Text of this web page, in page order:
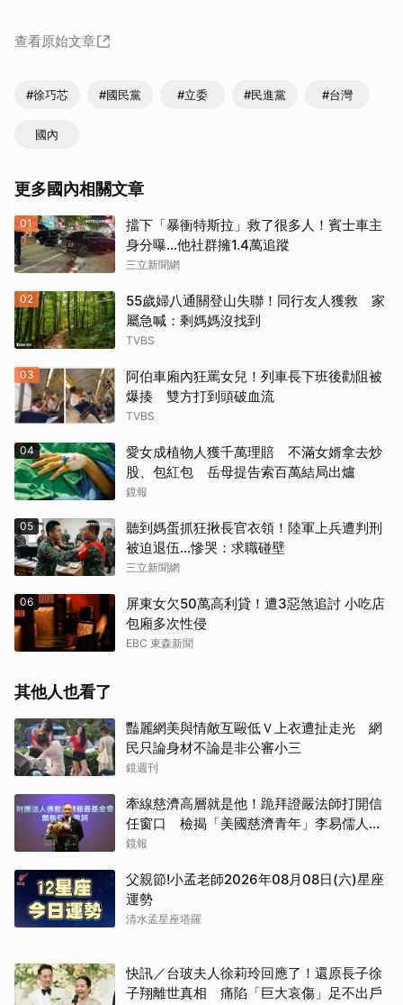
查看原始文章
#徐巧芯 #國民黨 #立委 #民進黨 #台灣
國內
更多國內相關文章
01
擋下「暴衝特斯拉」救了很多人！賓士車主
身分曝…他社群擁1.4萬追蹤
三立新聞網
02
55歲婦八通關登山失聯！同行友人獲救 家
屬急喊：剩媽媽沒找到
TVBS
03
阿伯車廂內狂罵女兒！列車長下班後勸阻被
爆揍 雙方打到頭破血流
TVBS
04
愛女成植物人獲千萬理賠 不滿女婿拿去炒
股、包紅包 岳母提告索百萬結局出爐
鏡報
05
聽到媽蛋抓狂揪長官衣領！陸軍上兵遭判刑
被迫退伍…慘哭：求職碰壁
三立新聞網
06
屏東女欠50萬高利貸！遭3惡煞追討 小吃店
包廂多次性侵
EBC 東森新聞
其他人也看了
豔麗網美與情敵互毆低Ｖ上衣遭扯走光 網
民只論身材不論是非公審小三
鏡週刊
牽線慈濟高層就是他！跪拜證嚴法師打開信
任窗口 檢揭「美國慈濟青年」李易儒人脈
網絡
鏡報
父親節!小孟老師2026年08月08日(六)星座
運勢
清水孟星座塔羅
快訊／台玻夫人徐莉玲回應了！還原長子徐
子翔離世真相 痛陷「巨大哀傷」足不出戶